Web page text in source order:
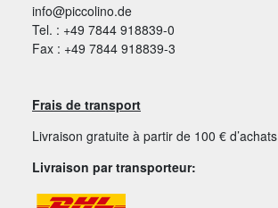
info@piccolino.de
Tel. : +49 7844 918839-0
Fax : +49 7844 918839-3
Frais de transport
Livraison gratuite à partir de 100 € d’achats
Livraison par transporteur: